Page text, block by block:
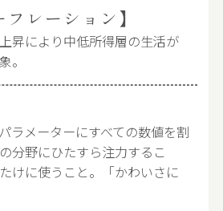
フレーション】
昇により中低所得層の生活が
。
ラメーターにすべての数値を割
分野にひたすら注力するこ
けに使うこと。「かわいさに